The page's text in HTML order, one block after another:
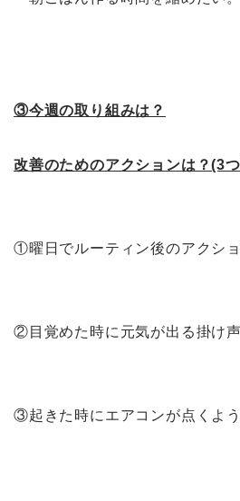
③今週の取り組みは？
改善のためのアクションは？(3
①曜日でルーティン後のアクシ
②目覚めた時に元気が出る掛け
③起きた時にエアコンが点くよ